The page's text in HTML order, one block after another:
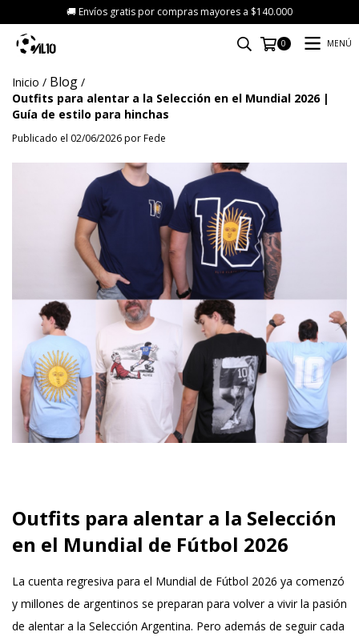
🚚 Envíos gratis por compras mayores a $140.000
0 MENÚ
Inicio / Blog /
Outfits para alentar a la Selección en el Mundial 2026 |
Guía de estilo para hinchas
Publicado el 02/06/2026 por Fede
Outfits para alentar a la Selección
en el Mundial de Fútbol 2026
La cuenta regresiva para el Mundial de Fútbol 2026 ya comenzó
y millones de argentinos se preparan para volver a vivir la pasión
de alentar a la Selección Argentina. Pero además de seguir cada